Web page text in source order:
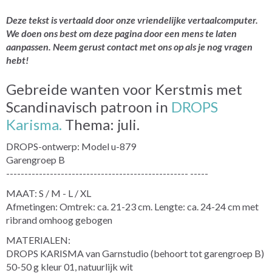
Deze tekst is vertaald door onze vriendelijke vertaalcomputer.
We doen ons best om deze pagina door een mens te laten
aanpassen. Neem gerust contact met ons op als je nog vragen
hebt!
Gebreide wanten voor Kerstmis met
Scandinavisch patroon in DROPS
Karisma. Thema: juli.
DROPS-ontwerp: Model u-879
Garengroep B
-------------------------------------------------- -----
MAAT: S / M - L / XL
Afmetingen: Omtrek: ca. 21-23 cm. Lengte: ca. 24-24 cm met
ribrand omhoog gebogen
MATERIALEN:
DROPS KARISMA van Garnstudio (behoort tot garengroep B)
50-50 g kleur 01, natuurlijk wit